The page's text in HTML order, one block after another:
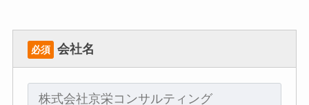
必須 会社名